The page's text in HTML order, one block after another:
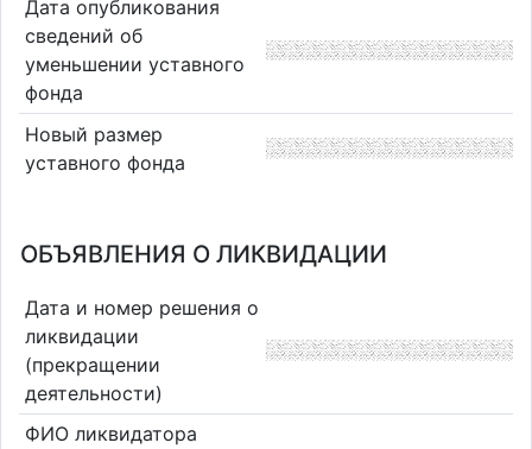
Дата опубликования
сведений об
уменьшении уставного
фонда
Новый размер
уставного фонда
ОБЪЯВЛЕНИЯ О ЛИКВИДАЦИИ
Дата и номер решения о
ликвидации
(прекращении
деятельности)
ФИО ликвидатора